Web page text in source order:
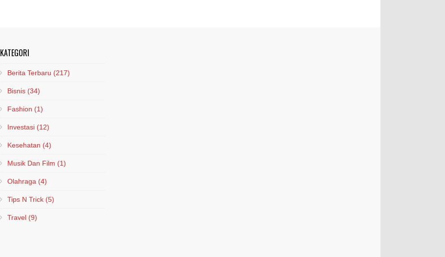
KATEGORI
Berita Terbaru (217)
Bisnis (34)
Fashion (1)
Investasi (12)
Kesehatan (4)
Musik Dan Film (1)
Olahraga (4)
Tips N Trick (5)
Travel (9)